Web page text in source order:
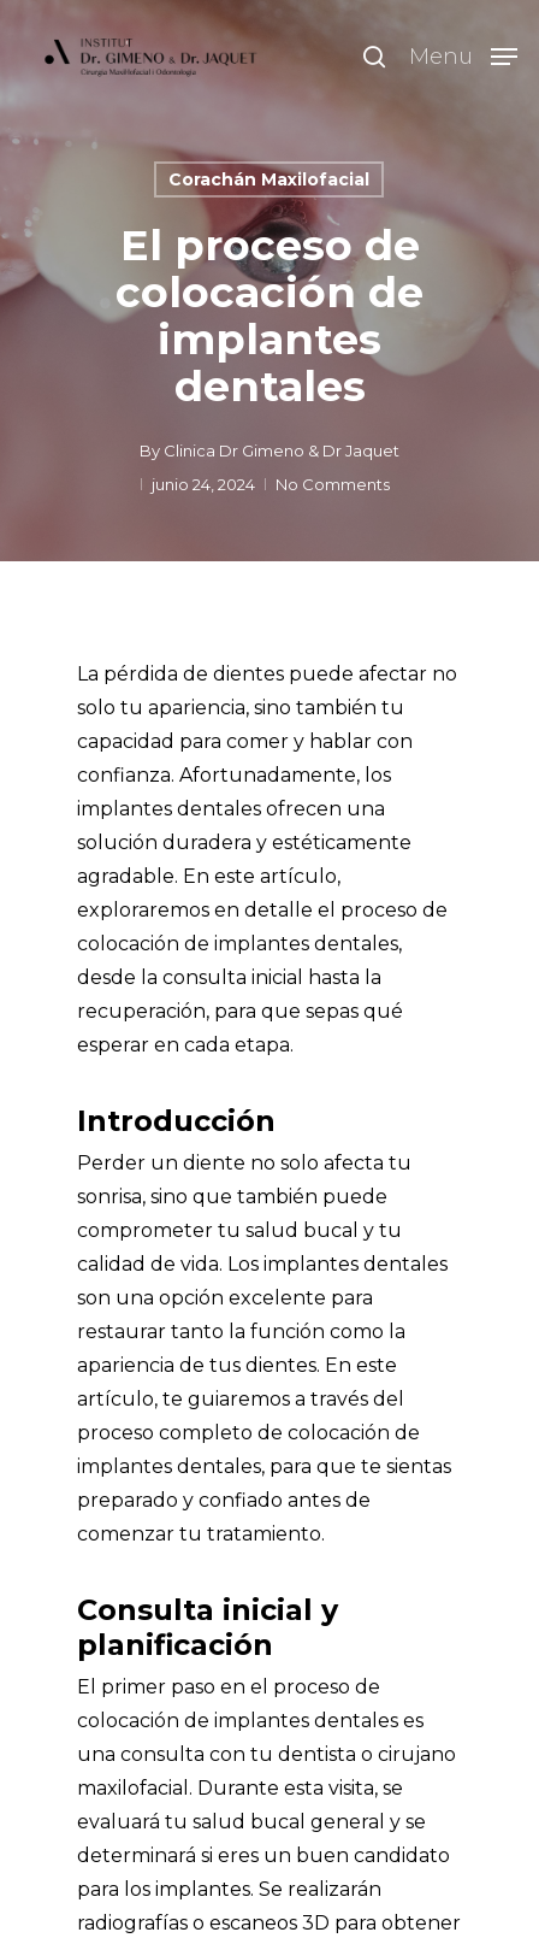
main
search
Menu
Corachán Maxilofacial
El proceso de
colocación de
implantes
dentales
By Clinica Dr Gimeno & Dr Jaquet
junio 24, 2024
No Comments
La pérdida de dientes puede afectar no
solo tu apariencia, sino también tu
capacidad para comer y hablar con
confianza. Afortunadamente, los
implantes dentales ofrecen una
solución duradera y estéticamente
agradable. En este artículo,
exploraremos en detalle el proceso de
colocación de implantes dentales,
desde la consulta inicial hasta la
recuperación, para que sepas qué
esperar en cada etapa.
Introducción
Perder un diente no solo afecta tu
sonrisa, sino que también puede
comprometer tu salud bucal y tu
calidad de vida. Los implantes dentales
son una opción excelente para
restaurar tanto la función como la
apariencia de tus dientes. En este
artículo, te guiaremos a través del
proceso completo de colocación de
implantes dentales, para que te sientas
preparado y confiado antes de
comenzar tu tratamiento.
Consulta inicial y
planificación
El primer paso en el proceso de
colocación de implantes dentales es
una consulta con tu dentista o cirujano
maxilofacial. Durante esta visita, se
evaluará tu salud bucal general y se
determinará si eres un buen candidato
para los implantes. Se realizarán
radiografías o escaneos 3D para obtener